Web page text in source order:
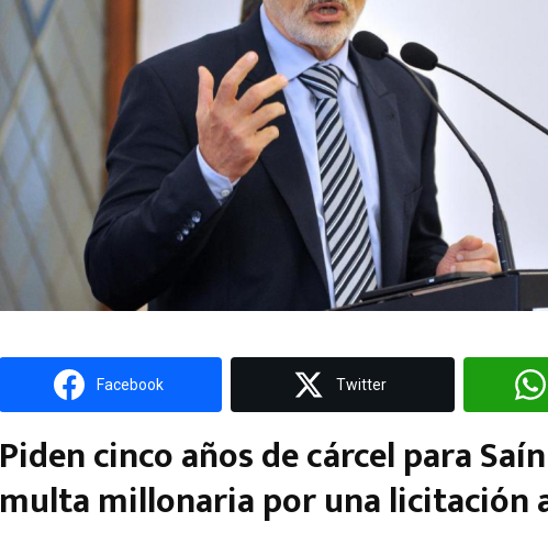
Facebook Twitter
Piden cinco años de cárcel para
multa millonaria por una licitación